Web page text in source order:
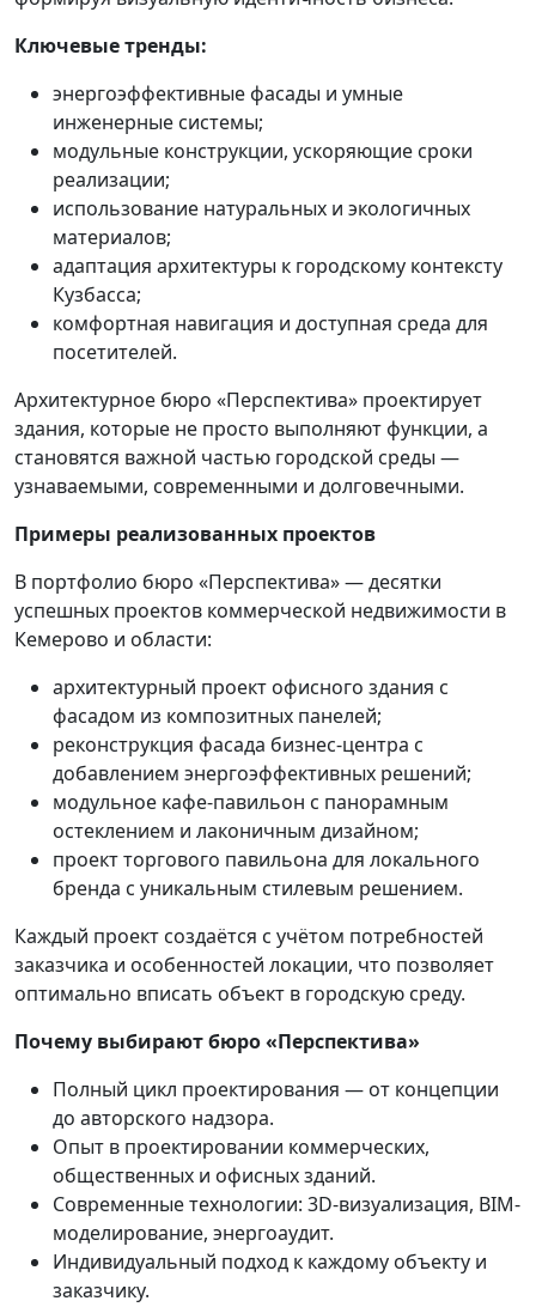
Ключевые тренды:
энергоэффективные фасады и умные
инженерные системы;
модульные конструкции, ускоряющие сроки
реализации;
использование натуральных и экологичных
материалов;
адаптация архитектуры к городскому контексту
Кузбасса;
комфортная навигация и доступная среда для
посетителей.
Архитектурное бюро «Перспектива» проектирует
здания, которые не просто выполняют функции, а
становятся важной частью городской среды —
узнаваемыми, современными и долговечными.
Примеры реализованных проектов
В портфолио бюро «Перспектива» — десятки
успешных проектов коммерческой недвижимости в
Кемерово и области:
архитектурный проект офисного здания с
фасадом из композитных панелей;
реконструкция фасада бизнес-центра с
добавлением энергоэффективных решений;
модульное кафе-павильон с панорамным
остеклением и лаконичным дизайном;
проект торгового павильона для локального
бренда с уникальным стилевым решением.
Каждый проект создаётся с учётом потребностей
заказчика и особенностей локации, что позволяет
оптимально вписать объект в городскую среду.
Почему выбирают бюро «Перспектива»
Полный цикл проектирования — от концепции
до авторского надзора.
Опыт в проектировании коммерческих,
общественных и офисных зданий.
Современные технологии: 3D-визуализация, BIM-
моделирование, энергоаудит.
Индивидуальный подход к каждому объекту и
заказчику.